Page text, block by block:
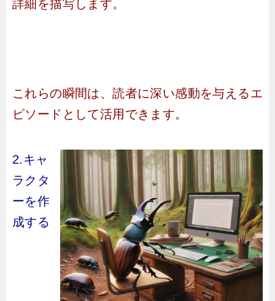
詳細を描写します。
これらの瞬間は、読者に深い感動を与えるエ
ピソードとして活用できます。
2.キャ
ラクタ
ーを作
成する